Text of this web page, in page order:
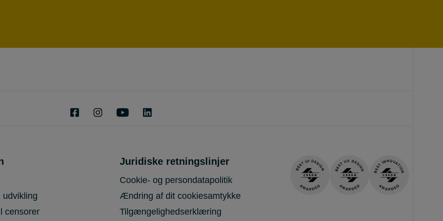
udvikling
censorer
Juridiske retningslinjer
Cookie- og persondatapolitik
Ændring af dit cookiesamtykke
Tilgængelighedserklæring